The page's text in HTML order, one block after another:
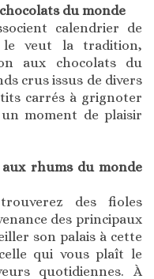
du monde
calendrier de
le veut la tradition,
aux chocolats du
crus issus de divers
carrés à grignoter
moment de plaisir
rhums du monde
des fioles
des principaux
son palais à cette
qui vous plaît le
quotidiennes. À